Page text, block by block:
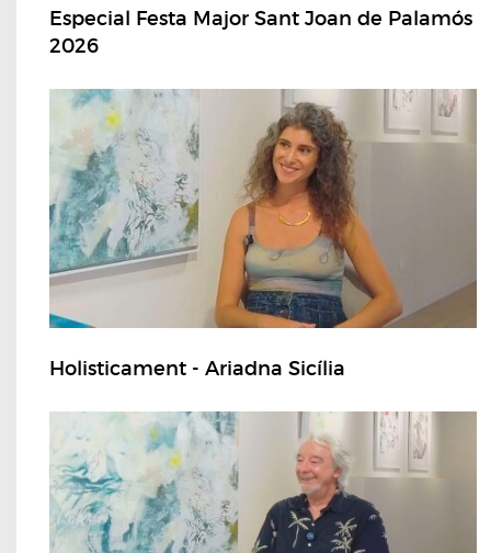
Especial Festa Major Sant Joan de Palamós
2026
Holisticament - Ariadna Sicília